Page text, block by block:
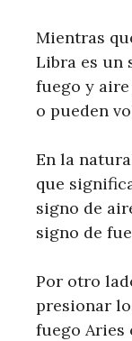
Mientras
Libra es un
fuego y
o pueden
En la
que
signo de
signo de
Por otro
presionar
fuego Aries